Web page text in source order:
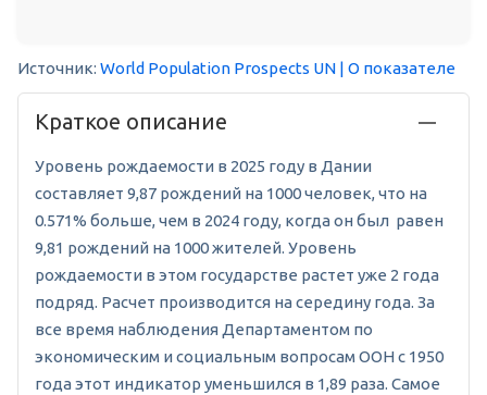
Источник: World Population Prospects UN | О показателе
Краткое описание
Уровень рождаемости в 2025 году в Дании
составляет 9,87 рождений на 1000 человек, что на
0.571% больше, чем в 2024 году, когда он был равен
9,81 рождений на 1000 жителей. Уровень
рождаемости в этом государстве растет уже 2 года
подряд. Расчет производится на середину года. За
все время наблюдения Департаментом по
экономическим и социальным вопросам ООН с 1950
года этот индикатор уменьшился в 1,89 раза. Самое